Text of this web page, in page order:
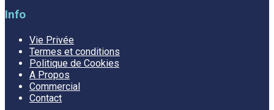
Info
Vie Privée
Termes et conditions
Politique de Cookies
A Propos
Commercial
Contact